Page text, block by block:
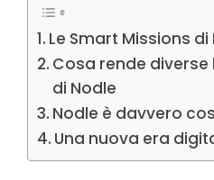
Le Smart Missions di
Cosa rende
di Nodle
Nodle è davvero
Una nuova era